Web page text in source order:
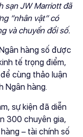
sạn JW Marriott đã
“nhân vật” có
và chuyển đổi số.
hàng số được
tế trọng điểm,
cùng thảo luận
Ngân hàng.
sự kiện đã diễn
300 chuyên gia,
– tài chính số